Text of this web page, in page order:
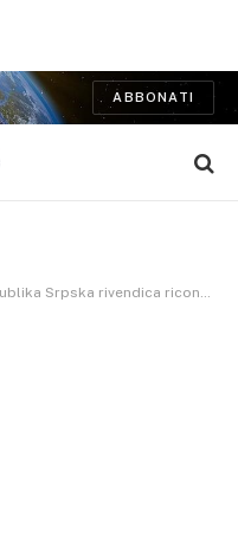
ABBONATI
internazionale e nuova centralità politica